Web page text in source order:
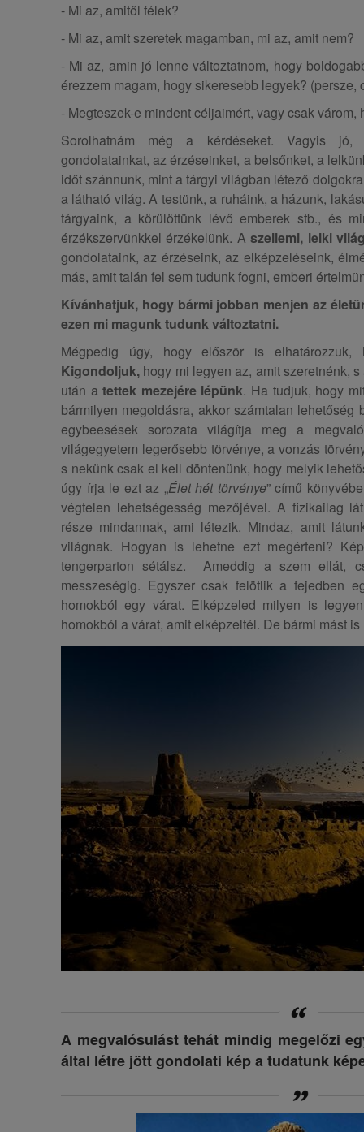
- Mi az, amitől félek?
- Mi az, amit szeretek magamban, mi az, amit nem?
- Mi az, amin jó lenne változtatnom, hogy
érezzem magam, hogy sikeresebb legyek?
- Megteszek-e mindent céljaimért, vagy csak
Sorolhatnám még a kérdéseket. Vagyis
gondolatainkat, az érzéseinket, a belsőnket, a
időt szánnunk, mint a tárgyi világban létező
a látható világ. A testünk, a ruháink, a házunk,
tárgyaink, a körülöttünk lévő emberek stb., és
érzékszervünkkel érzékelünk. Aszellemi, lelki
gondolataink, az érzéseink, az elképzeléseink,
más, amit talán fel sem tudunk fogni, emberi
Kívánhatjuk, hogy bármi jobban menjen az
ezen mi magunk tudunk változtatni.
Mégpedig úgy, hogy először is elhatározzuk,
Kigondoljuk, hogy mi legyen az, amit szeretnénk,
után atettek mezejére lépünk. Ha tudjuk, hogy
bármilyen megoldásra, akkor számtalan lehetőség
egybeesések sorozata világítja meg a
világegyetem legerősebb törvénye, a vonzás
s nekünk csak el kell döntenünk, hogy melyik
úgy írja le ezt az „Élet hét törvénye” című
végtelen lehetségesség mezőjével. A fizikailag
része mindannak, ami létezik. Mindaz, amit
világnak. Hogyan is lehetne ezt megérteni?
tengerparton sétálsz. Ameddig a szem ellát,
messzeségig. Egyszer csak felötlik a fejedben
homokból egy várat. Elképzeled milyen is
homokból a várat, amit elképzeltél. De bármi mást
A megvalósulást tehát mindig megelőzi
által létre jött gondolati kép a tudatunk